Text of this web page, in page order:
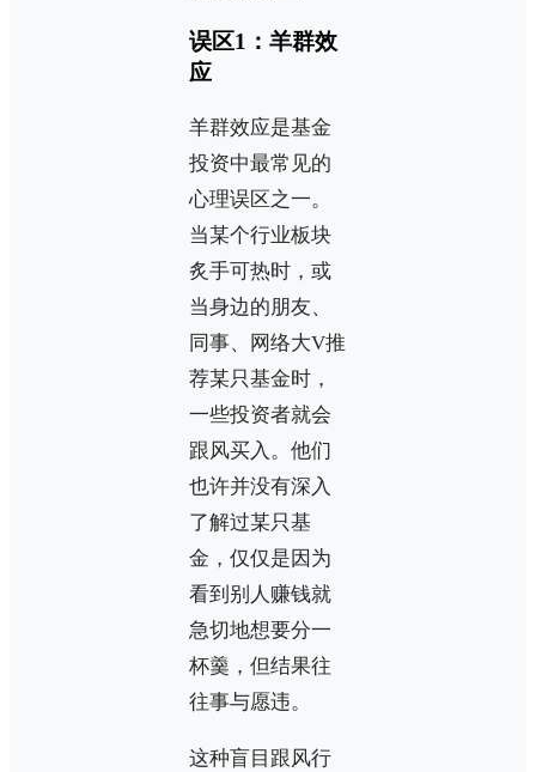
误区1：羊群效
应
羊群效应是基金
投资中最常见的
心理误区之一。
当某个行业板块
炙手可热时，或
当身边的朋友、
同事、网络大V推
荐某只基金时，
一些投资者就会
跟风买入。他们
也许并没有深入
了解过某只基
金，仅仅是因为
看到别人赚钱就
急切地想要分一
杯羹，但结果往
往事与愿违。
这种盲目跟风行